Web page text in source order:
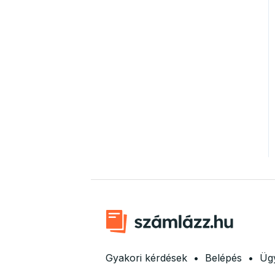
Gyakori kérdések • Belépés •